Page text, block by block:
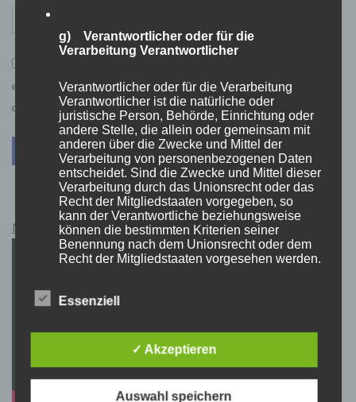
erklärst du dich mit der Speicherung und Verarbeitung deiner Daten
durch diese Website einverstanden.
Netflix Guthabenkarten Kauflink.>LINK<
g) Verantwortlicher oder für die
Verarbeitung Verantwortlicher
Verantwortlicher oder für die Verarbeitung
Verantwortlicher ist die natürliche oder
juristische Person, Behörde, Einrichtung oder
andere Stelle, die allein oder gemeinsam mit
anderen über die Zwecke und Mittel der
Verarbeitung von personenbezogenen Daten
entscheidet. Sind die Zwecke und Mittel dieser
Verarbeitung durch das Unionsrecht oder das
Recht der Mitgliedstaaten vorgegeben, so
kann der Verantwortliche beziehungsweise
können die bestimmten Kriterien seiner
Benennung nach dem Unionsrecht oder dem
Recht der Mitgliedstaaten vorgesehen werden.
h) Auftragsverarbeiter
Auftragsverarbeiter ist eine natürliche oder
juristische Person, Behörde, Einrichtung oder
im Auftrag des Verantwortlichen verarbeitet.
Essenziell
✓ Akzeptieren
Auswahl speichern